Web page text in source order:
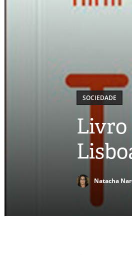
SOCIEDADE
Livro
Natacha